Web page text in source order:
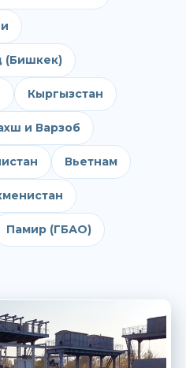
(Бишкек)
Кыргызстан
и Варзоб
Вьетнам
Памир (ГБАО)